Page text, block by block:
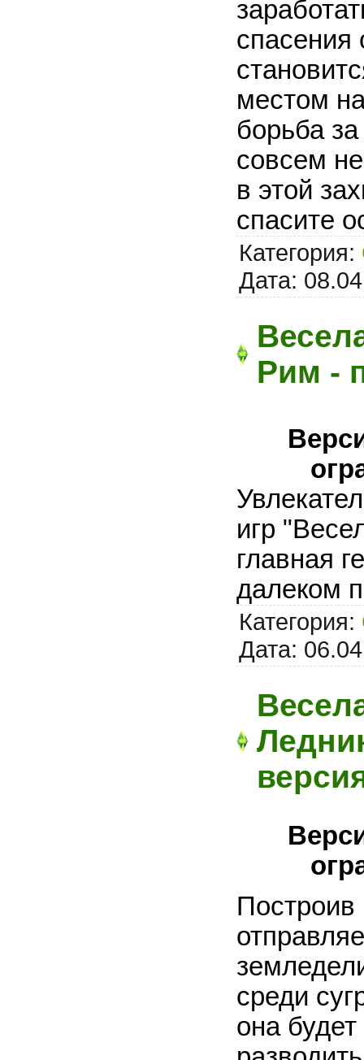
спасения
местом
борьба
совсем
в этой
спасите
Категория:
Дата:
Рим -
игр
главная
далеком
Категория:
Дата:
Построив
среди
она